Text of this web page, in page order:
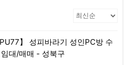
】 성피바라기 성인PC방 수
대/매매 - 성북구